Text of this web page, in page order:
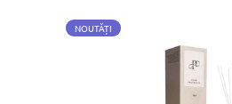
NOUTĂȚI